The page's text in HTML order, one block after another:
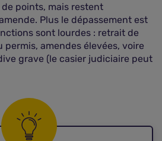
points, mais restent
Plus le dépassement est
sont lourdes : retrait de
amendes élevées, voire
grave (le casier judiciaire peut